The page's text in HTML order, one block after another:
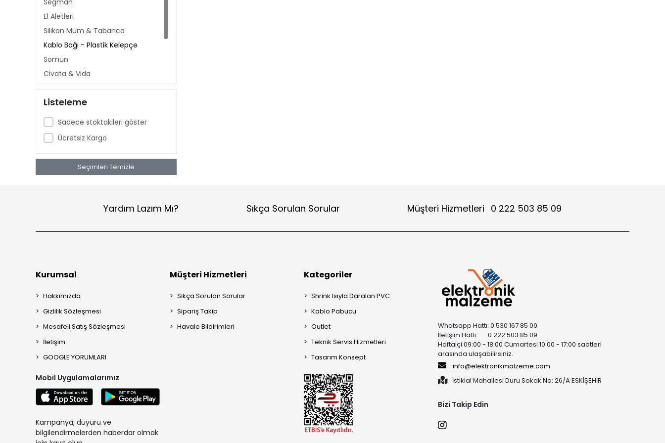
Segman
El Aletleri
Silikon Mum & Tabanca
Kablo Bağı - Plastik Kelepçe
Somun
Civata & Vida
Kablo Ucu
Mıknatıs
Listeleme
Sadece stoktakileri göster
Ücretsiz Kargo
Seçimleri Temizle
Yardım Lazım Mı? Sıkça Sorulan Sorular Müşteri Hizmetleri 0 222 503 85 09
Kurumsal
Hakkımızda
Gizlilik Sözleşmesi
Mesafeli Satış Sözleşmesi
İletişim
GOOGLE YORUMLARI
Mobil Uygulamalarımız
Kampanya, duyuru ve
bilgilendirmelerden haberdar olmak
Müşteri Hizmetleri
Sıkça Sorulan Sorular
Sipariş Takip
Havale Bildirimleri
Kategoriler
Shrink Isıyla Daralan PVC
Kablo Pabucu
Outlet
Teknik Servis Hizmetleri
Tasarım Konsept
Whatsapp Hattı: 0 530 167 85 09
İletişim Hattı: 0 222 503 85 09
Haftaiçi 09:00 - 18:00 Cumartesi 10:00 - 17:00 saatleri
arasında ulaşabilirsiniz.
info@elektronikmalzeme.com
İstiklal Mahallesi Duru Sokak No: 26/A ESKİŞEHİR
Bizi Takip Edin